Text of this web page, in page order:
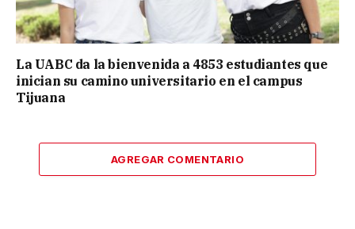
La UABC da la bienvenida a 4853 estudiantes que
inician su camino universitario en el campus
Tijuana
AGREGAR COMENTARIO